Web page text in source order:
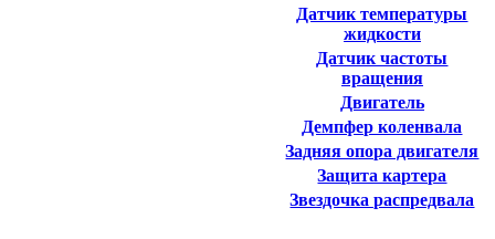
Датчик температуры
жидкости
Датчик частоты
вращения
Двигатель
Демпфер коленвала
Задняя опора двигателя
Защита картера
Звездочка распредвала